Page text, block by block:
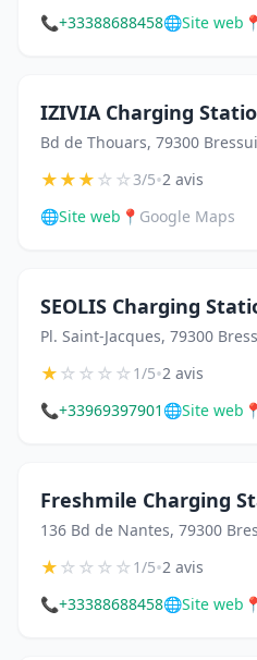
📞+33388688458🌐Site web 📍
IZIVIA Charging
Bd de Thouars, 79300
★★★☆☆3/5•2 avis
🌐Site web 📍 Google Maps
SEOLIS Charging
Pl. Saint-Jacques, 79300
★☆☆☆☆1/5•2 avis
📞+33969397901 🌐Site web 📍
Freshmile Charging
136 Bd de Nantes, 79300
★☆☆☆☆1/5•2 avis
📞+33388688458🌐Site web 📍